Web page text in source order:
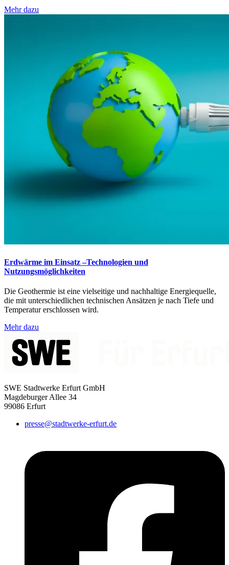
Mehr dazu
Erdwärme im Einsatz –Technologien und
Nutzungsmöglichkeiten
Die Geothermie ist eine vielseitige und nachhaltige Energiequelle,
die mit unterschiedlichen technischen Ansätzen je nach Tiefe und
Temperatur erschlossen wird.
Mehr dazu
SWE Stadtwerke Erfurt GmbH
Magdeburger Allee 34
99086 Erfurt
presse@stadtwerke-erfurt.de